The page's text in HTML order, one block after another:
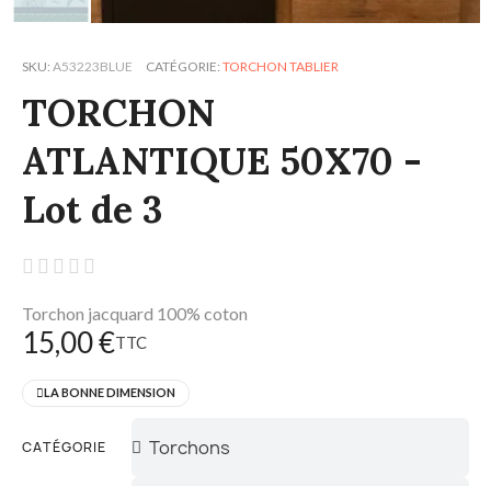
SKU A53223BLUE CATÉGORIE TORCHON TABLIER
TORCHON
ATLANTIQUE 50X70 -
Lot de 3
    
Torchon jacquard 100% coton
15,00 €TTC
LA BONNE DIMENSION
CATÉGORIE